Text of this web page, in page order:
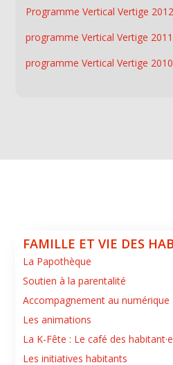
Programme Vertical Vertige 2012
programme Vertical Vertige 2011
programme Vertical Vertige 2010
FAMILLE ET VIE DES
La Papothèque
Soutien à la parentalité
Accompagnement au numérique
Les animations
La K-Fête : Le café des
Les initiatives habitants